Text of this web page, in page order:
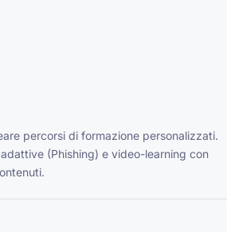
percorsi di formazione personalizzati.
(Phishing) e video-learning con